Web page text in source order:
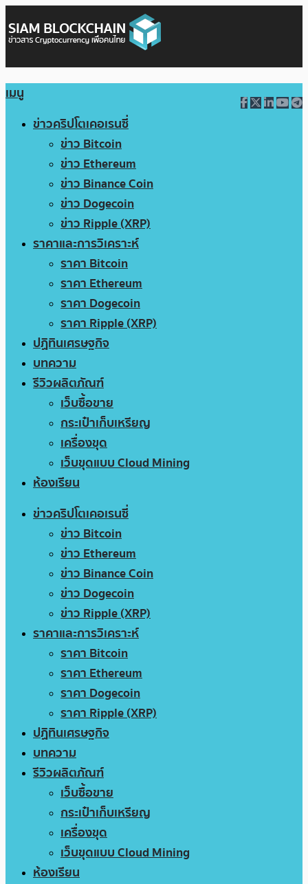
เมนู
ข่าวคริปโตเคอเรนซี่
ข่าว Bitcoin
ข่าว Ethereum
ข่าว Binance Coin
ข่าว Dogecoin
ข่าว Ripple (XRP)
ราคาและการวิเคราะห์
ราคา Bitcoin
ราคา Ethereum
ราคา Dogecoin
ราคา Ripple (XRP)
ปฏิทินเศรษฐกิจ
บทความ
รีวิวผลิตภัณฑ์
เว็บซื้อขาย
กระเป๋าเก็บเหรียญ
เครื่องขุด
เว็บขุดแบบ Cloud Mining
ห้องเรียน
ข่าวคริปโตเคอเรนซี่
ข่าว Bitcoin
ข่าว Ethereum
ข่าว Binance Coin
ข่าว Dogecoin
ข่าว Ripple (XRP)
ราคาและการวิเคราะห์
ราคา Bitcoin
ราคา Ethereum
ราคา Dogecoin
ราคา Ripple (XRP)
ปฏิทินเศรษฐกิจ
บทความ
รีวิวผลิตภัณฑ์
เว็บซื้อขาย
กระเป๋าเก็บเหรียญ
เครื่องขุด
เว็บขุดแบบ Cloud Mining
ห้องเรียน